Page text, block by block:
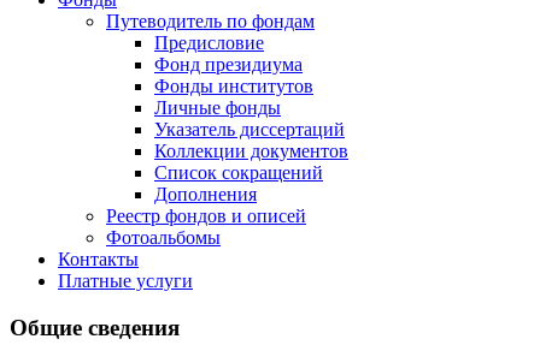
Путеводитель по фондам
Предисловие
Фонд президиума
Фонды институтов
Личные фонды
Указатель диссертаций
Коллекции документов
Список сокращений
Дополнения
Реестр фондов и описей
Фотоальбомы
Контакты
Платные услуги
Общие сведения